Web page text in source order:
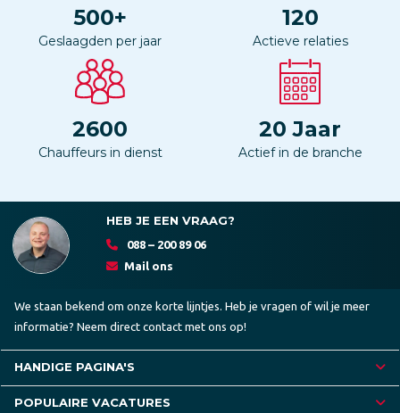
500+
Geslaagden per jaar
120
Actieve relaties
2600
Chauffeurs in dienst
20 Jaar
Actief in de branche
HEB JE EEN VRAAG?
088 – 200 89 06
Mail ons
We staan bekend om onze korte lijntjes. Heb je vragen of wil je meer
informatie? Neem direct contact met ons op!
HANDIGE PAGINA'S
POPULAIRE VACATURES